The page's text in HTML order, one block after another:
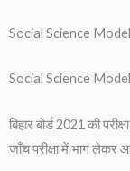
Social Science
Social Science
बिहार बोर्ड 2021 की
जाँच परीक्षा में भाग लेकर